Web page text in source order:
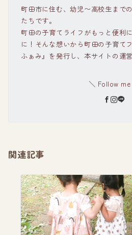
町田市に住む、幼児〜高校生まで
たちです。
町田の子育てライフがもっと便利
に！そんな想いから町田の子育て
ふぁみ』を発行し、本サイトの運
＼ Follow
関連記事